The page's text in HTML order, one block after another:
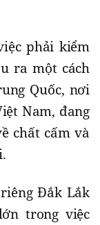
phải kiểm
ra một cách
Quốc, nơi
Nam, đang
chất cấm và
Đắk Lắk
trong việc